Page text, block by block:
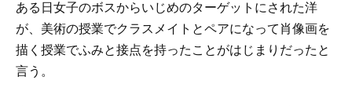
ある日女子のボスからいじめのターゲットにされた洋
が、美術の授業でクラスメイトとペアになって肖像画を
描く授業でふみと接点を持ったことがはじまりだったと
言う。